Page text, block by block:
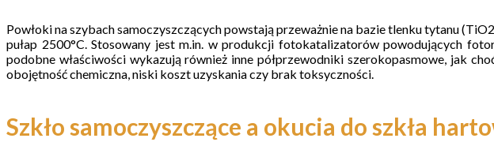
Powłoki na szybach samoczyszczących powstają przeważnie na bazie tlenku tytanu
pułap 2500°C. Stosowany jest m.in. w produkcji fotokatalizatorów powodujących
podobne właściwości wykazują również inne półprzewodniki szerokopasmowe, jak
obojętność chemiczna, niski koszt uzyskania czy brak toksyczności.
Szkło samoczyszczące a okucia do szkła